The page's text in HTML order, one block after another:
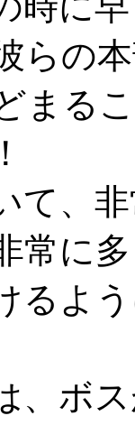
らの
まる
、
常に
るよ
、ボ